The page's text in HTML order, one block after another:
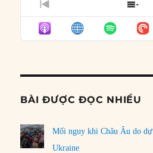
PREVIOUS
EPISODE
LIST
BÀI ĐƯỢC ĐỌC NHIỀU
Mối nguy khi Châu Âu do
Ukraine